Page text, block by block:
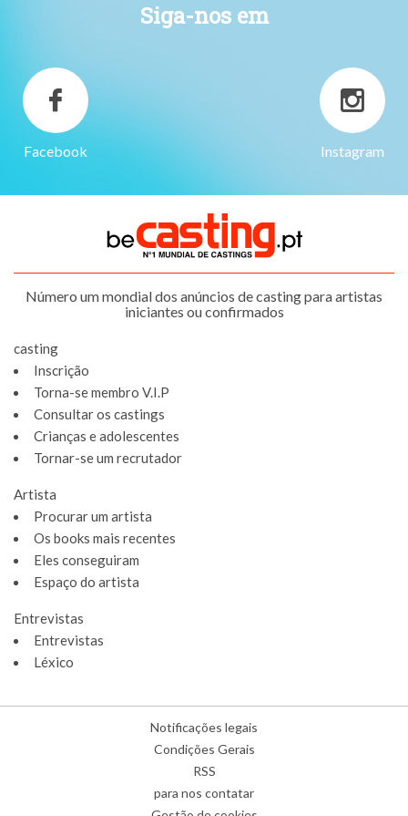
Siga-nos em
Facebook Instagram
Número um mondial dos anúncios de casting para artistas
iniciantes ou confirmados
casting
Inscrição
Torna-se membro V.I.P
Consultar os castings
Crianças e adolescentes
Tornar-se um recrutador
Artista
Procurar um artista
Os books mais recentes
Eles conseguiram
Espaço do artista
Entrevistas
Entrevistas
Léxico
Notificações legais
Condições Gerais
RSS
para nos contatar